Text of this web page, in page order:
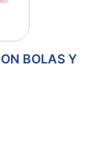
BOLAS Y